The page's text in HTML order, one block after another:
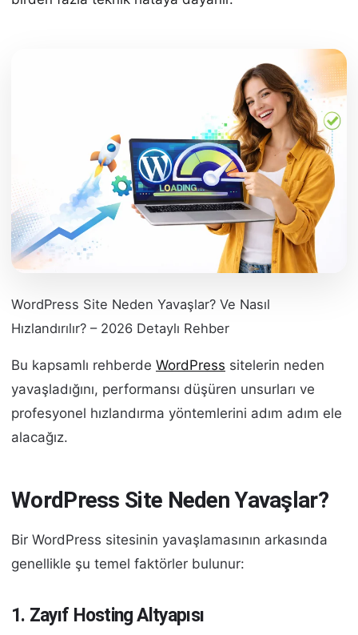
WordPress Site Neden Yavaşlar? Ve Nasıl
Hızlandırılır? – 2026 Detaylı Rehber
Bu kapsamlı rehberde WordPress sitelerin neden
yavaşladığını, performansı düşüren unsurları ve
profesyonel hızlandırma yöntemlerini adım adım ele
alacağız.
WordPress Site Neden Yavaşlar?
Bir WordPress sitesinin yavaşlamasının arkasında
genellikle şu temel faktörler bulunur:
1. Zayıf Hosting Altyapısı